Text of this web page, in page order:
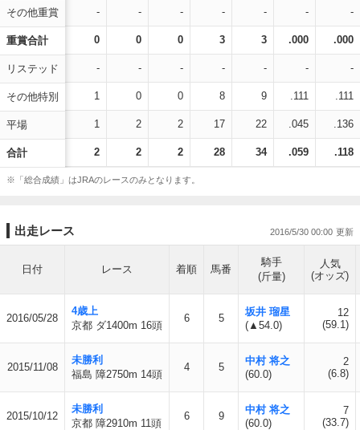
その他重賞
重賞合計
リステッド
その他特別
平場
合計
- - - - - - -
0 0 0 3 3 .000 .000
- - - - - - -
1 0 0 8 9 .111 .111
1 2 2 17 22 .045 .136
2 2 2 28 34 .059 .118
※「総合成績」はJRAのレースのみとなります。
出走レース 2016/5/30 00:00
日付 レース 着順 馬番
騎手
(斤量)
人気
(オッズ)
2016/05/28
4歳上
京都 ダ1400m 16頭
6 5
坂井 瑠星
(▲54.0)
12
(59.1)
2015/11/08
未勝利
福島 障2750m 14頭
4 5
中村 将之
(60.0)
2
(6.8)
2015/10/12
未勝利
京都 障2910m 11頭
6 9
中村 将之
(60.0)
7
(33.7)